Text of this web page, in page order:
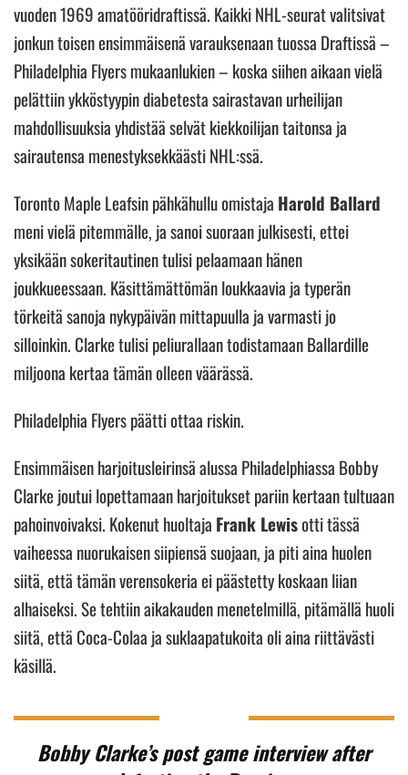
vuoden 1969 amatööridraftissä. Kaikki NHL-seurat valitsivat
jonkun toisen ensimmäisenä varauksenaan tuossa Draftissä –
Philadelphia Flyers mukaanlukien – koska siihen aikaan vielä
pelättiin ykköstyypin diabetesta sairastavan urheilijan
mahdollisuuksia yhdistää selvät kiekkoilijan taitonsa ja
sairautensa menestyksekkäästi NHL:ssä.
Toronto Maple Leafsin pähkähullu omistaja Harold Ballard
meni vielä pitemmälle, ja sanoi suoraan julkisesti, ettei
yksikään sokeritautinen tulisi pelaamaan hänen
joukkueessaan. Käsittämättömän loukkaavia ja typerän
törkeitä sanoja nykypäivän mittapuulla ja varmasti jo
silloinkin. Clarke tulisi peliurallaan todistamaan Ballardille
miljoona kertaa tämän olleen väärässä.
Philadelphia Flyers päätti ottaa riskin.
Ensimmäisen harjoitusleirinsä alussa Philadelphiassa Bobby
Clarke joutui lopettamaan harjoitukset pariin kertaan tultuaan
pahoinvoivaksi. Kokenut huoltaja Frank Lewisotti tässä
vaiheessa nuorukaisen siipiensä suojaan, ja piti aina huolen
siitä, että tämän verensokeria ei päästetty koskaan liian
alhaiseksi. Se tehtiin aikakauden menetelmillä, pitämällä huoli
siitä, että Coca-Colaa ja suklaapatukoita oli aina riittävästi
käsillä.
Bobby Clarke’s post game interview after